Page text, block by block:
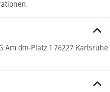
Am dm-Platz 1 76227 Karlsruhe